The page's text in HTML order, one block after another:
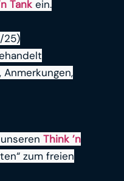
Tank ein.
25)
Think ’n
zum freien